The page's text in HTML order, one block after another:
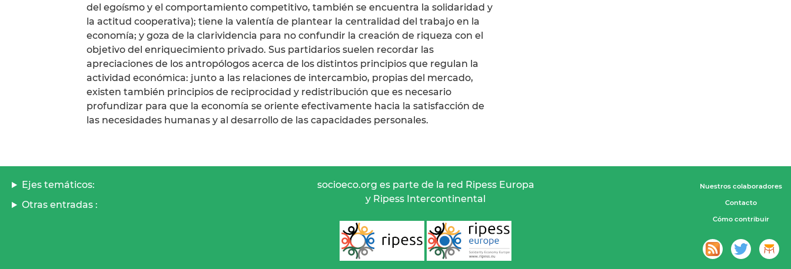
del egoísmo y el comportamiento competitivo, también se encuentra la solidaridad y
la actitud cooperativa); tiene la valentía de plantear la centralidad del trabajo en la
economía; y goza de la clarividencia para no confundir la creación de riqueza con el
objetivo del enriquecimiento privado. Sus partidarios suelen recordar las
apreciaciones de los antropólogos acerca de los distintos principios que regulan la
actividad económica: junto a las relaciones de intercambio, propias del mercado,
existen también principios de reciprocidad y redistribución que es necesario
profundizar para que la economía se oriente efectivamente hacia la satisfacción de
las necesidades humanas y al desarrollo de las capacidades personales.
Ejes temáticos:
Otras entradas :
socioeco.org es parte de la red Ripess Europa
y Ripess Intercontinental
Nuestros colaboradores
Contacto
Cómo contribuir